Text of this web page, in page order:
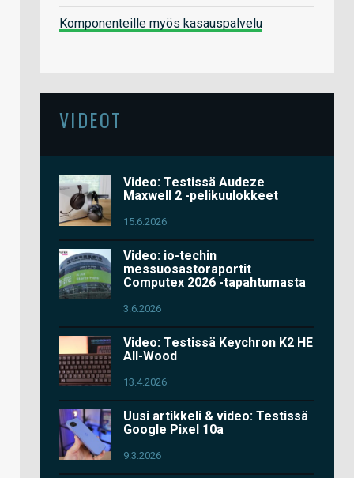
Komponenteille myös kasauspalvelu
VIDEOT
Video: Testissä Audeze
Maxwell 2 -pelikuulokkeet
15.6.2026
Video: io-techin
messuosastoraportit
Computex 2026 -tapahtumasta
3.6.2026
Video: Testissä Keychron K2 HE
All-Wood
13.4.2026
Uusi artikkeli & video: Testissä
Google Pixel 10a
9.3.2026